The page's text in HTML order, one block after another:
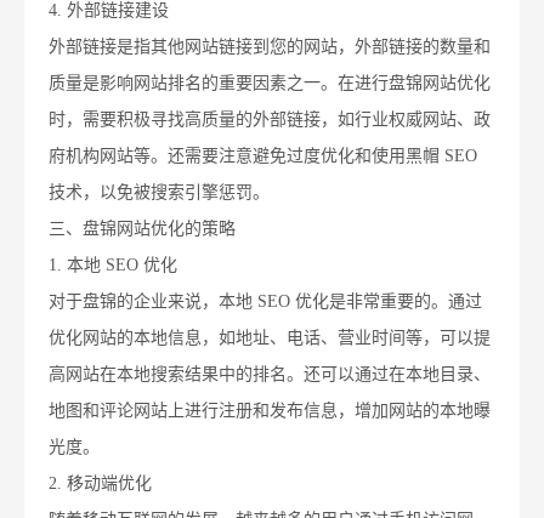
4. 外部链接建设
外部链接是指其他网站链接到您的网站，外部链接的数量和
质量是影响网站排名的重要因素之一。在进行盘锦网站优化
时，需要积极寻找高质量的外部链接，如行业权威网站、政
府机构网站等。还需要注意避免过度优化和使用黑帽 SEO
技术，以免被搜索引擎惩罚。
三、盘锦网站优化的策略
1. 本地 SEO 优化
对于盘锦的企业来说，本地 SEO 优化是非常重要的。通过
优化网站的本地信息，如地址、电话、营业时间等，可以提
高网站在本地搜索结果中的排名。还可以通过在本地目录、
地图和评论网站上进行注册和发布信息，增加网站的本地曝
光度。
2. 移动端优化